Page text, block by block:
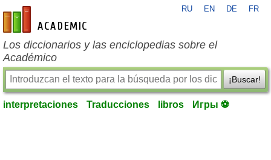
es-academic.com
RU EN DE FR
Los diccionarios y las enciclopedias sobre el
Académico
¡Buscar!
interpretaciones Traducciones libros Игры ⚽